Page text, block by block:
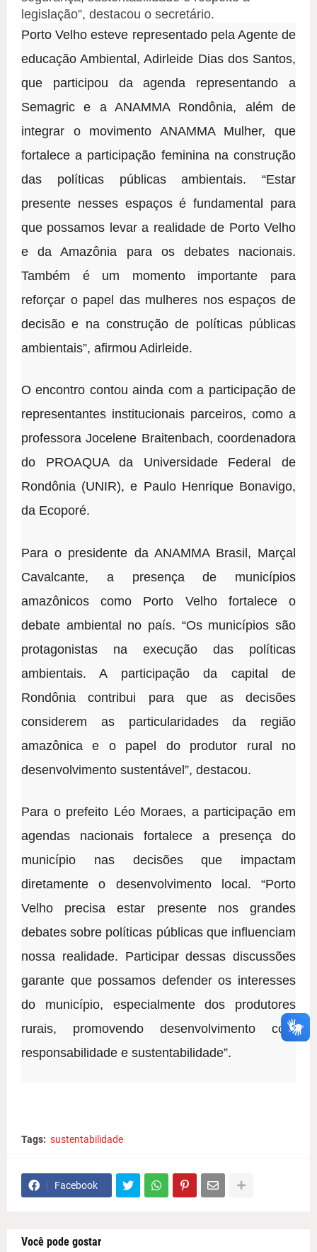
legislação”, destacou o secretário.
Porto Velho esteve representado pela Agente de
educação Ambiental, Adirleide Dias dos Santos,
que participou da agenda representando a
Semagric e a ANAMMA Rondônia, além de
integrar o movimento ANAMMA Mulher, que
fortalece a participação feminina na construção
das políticas públicas ambientais. “Estar
presente nesses espaços é fundamental para
que possamos levar a realidade de Porto Velho
e da Amazônia para os debates nacionais.
Também é um momento importante para
reforçar o papel das mulheres nos espaços de
decisão e na construção de políticas públicas
ambientais”, afirmou Adirleide.
O encontro contou ainda com a participação de
representantes institucionais parceiros, como a
professora Jocelene Braitenbach, coordenadora
do PROAQUA da Universidade Federal de
Rondônia (UNIR), e Paulo Henrique Bonavigo,
da Ecoporé.
Para o presidente da ANAMMA Brasil, Marçal
Cavalcante, a presença de municípios
amazônicos como Porto Velho fortalece o
debate ambiental no país. “Os municípios são
protagonistas na execução das políticas
ambientais. A participação da capital de
Rondônia contribui para que as decisões
considerem as particularidades da região
amazônica e o papel do produtor rural no
desenvolvimento sustentável”, destacou.
Para o prefeito Léo Moraes, a participação em
agendas nacionais fortalece a presença do
município nas decisões que impactam
diretamente o desenvolvimento local. “Porto
Velho precisa estar presente nos grandes
debates sobre políticas públicas que influenciam
nossa realidade. Participar dessas discussões
garante que possamos defender os interesses
do município, especialmente dos produtores
rurais, promovendo desenvolvimento com
responsabilidade e sustentabilidade”.
Tags: sustentabilidade
Facebook
Você pode gostar